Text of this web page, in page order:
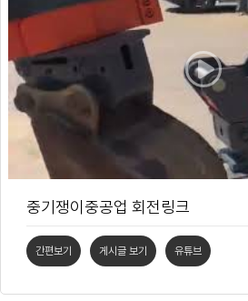
중기쟁이중공업 회전링크
간편보기 게시글 보기 유튜브